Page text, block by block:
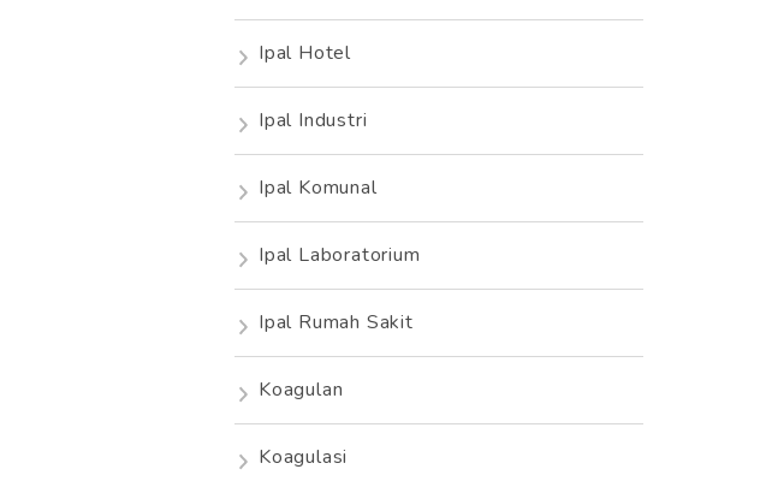
Ipal Hotel
Ipal Industri
Ipal Komunal
Ipal Laboratorium
Ipal Rumah Sakit
Koagulan
Koagulasi